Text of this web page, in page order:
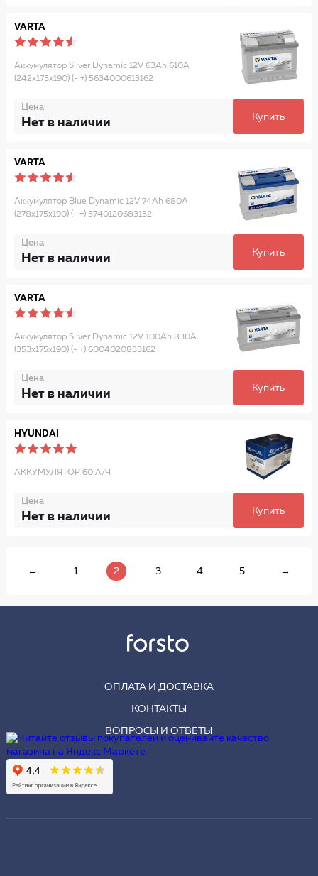
VARTA
Аккумулятор Silver Dynamic 12V 63Ah 610A
(242x175x190) (- +) 5634000613162
Цена
Нет в наличии Купить
VARTA
Аккумулятор Blue Dynamic 12V 74Ah 680A
(278x175x190) (- +) 5740120683132
Цена
Нет в наличии Купить
VARTA
Аккумулятор Silver Dynamic 12V 100Ah 830А
(353x175x190) (- +) 6004020833162
Цена
Нет в наличии Купить
HYUNDAI
АККУМУЛЯТОР 60 А/Ч
Цена
Нет в наличии Купить
← 1 2 3 4 5 →
ОПЛАТА И ДОСТАВКА
КОНТАКТЫ
ВОПРОСЫ И ОТВЕТЫ